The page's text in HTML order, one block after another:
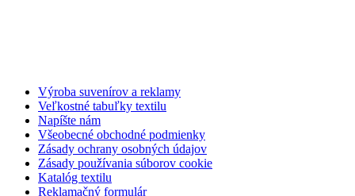
Výroba suvenírov a reklamy
Veľkostné tabuľky textilu
Napíšte nám
Všeobecné obchodné podmienky
Zásady ochrany osobných údajov
Zásady používania súborov cookie
Katalóg textilu
Reklamačný formulár